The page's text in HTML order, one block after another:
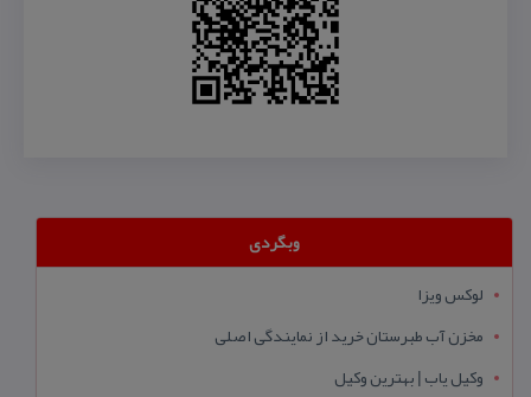
وبگردی
لوکس ویزا
مخزن آب طبرستان خرید از نمایندگی اصلی
وکیل یاب | بهترین وکیل